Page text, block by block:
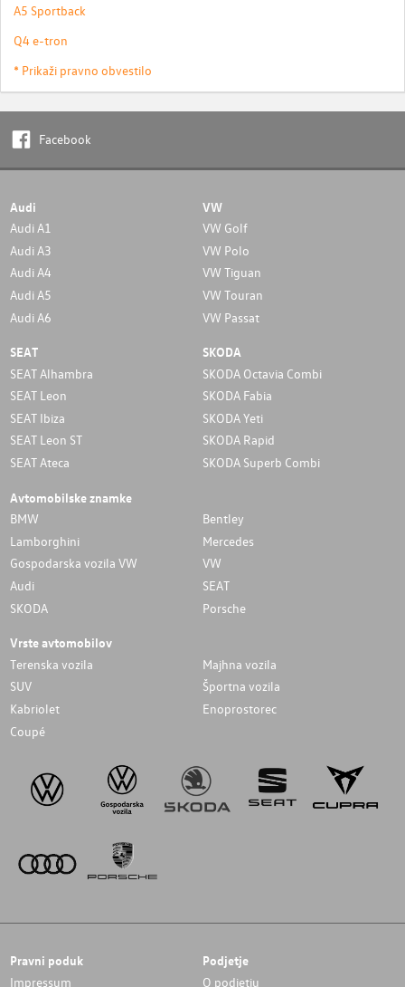
A5 Sportback
Q4 e-tron
* Prikaži pravno obvestilo
Facebook
Audi
Audi A1
Audi A3
Audi A4
Audi A5
Audi A6
VW
VW Golf
VW Polo
VW Tiguan
VW Touran
VW Passat
SEAT
SEAT Alhambra
SEAT Leon
SEAT Ibiza
SEAT Leon ST
SEAT Ateca
SKODA
SKODA Octavia Combi
SKODA Fabia
SKODA Yeti
SKODA Rapid
SKODA Superb Combi
Avtomobilske znamke
BMW
Bentley
Lamborghini
Mercedes
Gospodarska vozila VW
VW
Audi
SEAT
SKODA
Porsche
Vrste avtomobilov
Terenska vozila
Majhna vozila
SUV
Športna vozila
Kabriolet
Enoprostorec
Coupé
Pravni poduk
Impressum
Podjetje
O podjetju